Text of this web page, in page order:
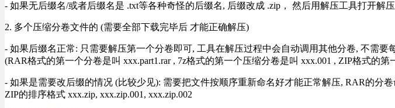
- 如果无后缀名/或者后缀名是 .txt等各种奇怪的后缀名, 后缀改成 .zip， 然后用解压工具打开
2. 多个压缩分卷文件的 (需要全部下载完毕后 才能正确解压)
- 如果后缀名正常: 只需要解压第一个分卷即可, 工具在解压过程中会自动调用其他分卷, 不需
(RAR格式的第一个分卷是叫 xxx.part1.rar , 7z格式的第一个压缩分卷是叫 xxx.001 , ZIP格式的
- 如果是需要改后缀的情况 (比较少见): 需要把文件按顺序重新命名好才能正常解压, RAR的分卷
ZIP的排序格式 xxx.zip, xxx.zip.001, xxx.zip.002